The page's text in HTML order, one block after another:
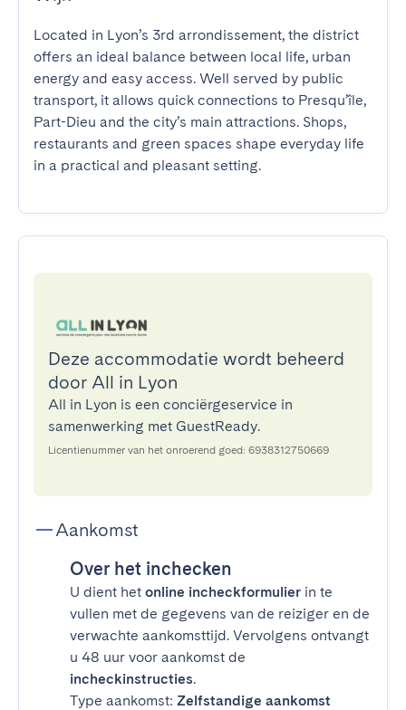
Located in Lyon’s 3rd arrondissement, the district
offers an ideal balance between local life, urban
energy and easy access. Well served by public
transport, it allows quick connections to Presqu’île,
Part-Dieu and the city’s main attractions. Shops,
restaurants and green spaces shape everyday life
in a practical and pleasant setting.
Deze accommodatie wordt beheerd
door All in Lyon
All in Lyon is een conciërgeservice in
samenwerking met GuestReady.
Licentienummer van het onroerend goed: 6938312750669
Aankomst
Over het inchecken
U dient het online incheckformulier in te
vullen met de gegevens van de reiziger en de
verwachte aankomsttijd. Vervolgens ontvangt
u 48 uur voor aankomst de
incheckinstructies.
Type aankomst: Zelfstandige aankomst